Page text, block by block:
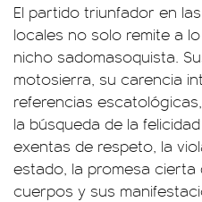
El partido triunfador en
locales no solo remite a
nicho sadomasoquista.
motosierra, su carencia
referencias
la búsqueda de la
exentas de respeto, la
estado, la promesa
cuerpos y sus